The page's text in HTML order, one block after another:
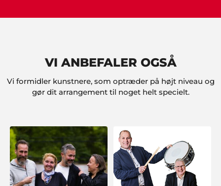
"Når jeg tænker over det, er det jo helt tosset at
prøve at arrangere det hele selv, når I er fulde af
Kim Tvarsted
VI ANBEFALER OGSÅ
Vi formidler kunstnere, som optræder på højt niveau og
gør dit arrangement til noget helt specielt.